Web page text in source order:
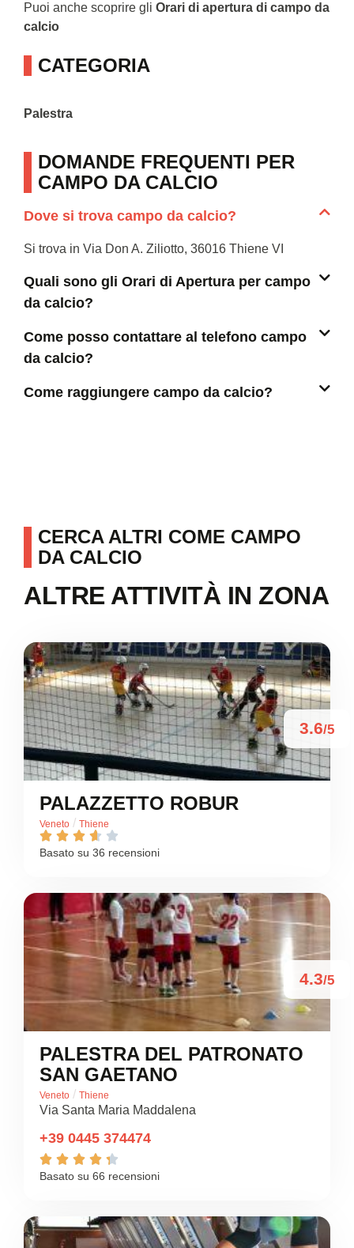
Puoi anche scoprire gli Orari di apertura di campo da
calcio
CATEGORIA
Palestra
DOMANDE FREQUENTI PER
CAMPO DA CALCIO
Dove si trova campo da calcio?
Si trova in Via Don A. Ziliotto, 36016 Thiene VI
Quali sono gli Orari di Apertura per campo
da calcio?
Come posso contattare al telefono campo
da calcio?
Come raggiungere campo da calcio?
CERCA ALTRI COME CAMPO
DA CALCIO
ALTRE ATTIVITÀ IN ZONA
3.6/5
PALAZZETTO ROBUR
Veneto / Thiene
    
Basato su 36 recensioni
4.3/5
PALESTRA DEL PATRONATO
SAN GAETANO
Veneto / Thiene
Via Santa Maria Maddalena
+39 0445 374474
    
Basato su 66 recensioni